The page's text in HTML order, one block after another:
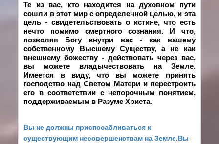
Те из вас, кто находится на духовном пути
сошли в этот мир с определенной целью, и эта
цель - свидетельствовать о истине, что есть
нечто помимо смертного сознания. И что,
позволяя Богу внутри вас - как вашему
собственному Высшему Существу, а не как
внешнему божеству - действовать через вас,
вы можете владычествовать на Земле.
Имеется в виду, что вы можете принять
господство над Светом Матери и перестроить
его в соответствии с непорочным понятием,
поддерживаемым в Разуме Христа.
Вы не должны приспосабливаться к
существующим несовершенствам на Земле.Вы